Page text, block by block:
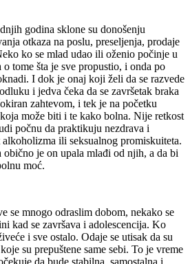
godina sklone su donošenju
otkaza na poslu, preseljenja, prodaje
ko se mlad udao ili oženio počinje u
tome šta je sve propustio, i onda po
I dok je onaj koji želi da se razvede
i jedva čeka da se završetak braka
zahtevom, i tek je na početku
može biti i te kako bolna. Nije retkost
počnu da praktikuju nezdrava i
ili seksualnog promiskuiteta.
obično je on upala mlađi od njih, a da bi
moć.
se mnogo odraslim dobom, nekako se
kad se završava i adolescencija. Ko
i sve ostalo. Odaje se utisak da su
su prepuštene same sebi. To je vreme
da bude stabilna, samostalna i